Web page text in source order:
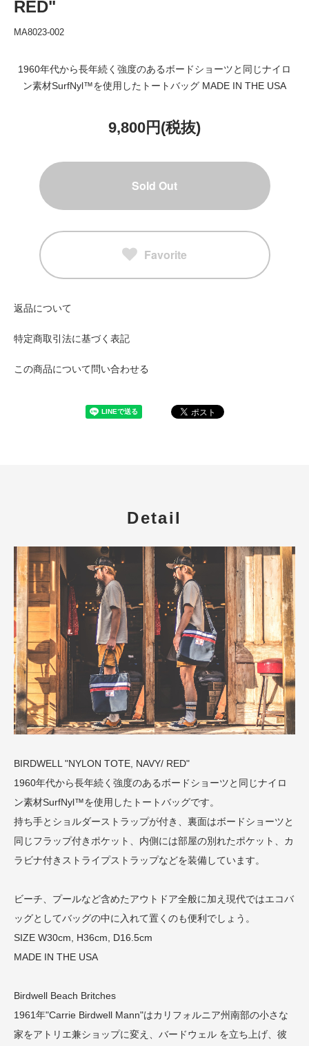
RED"
MA8023-002
1960年代から長年続く強度のあるボードショーツと同じナイロ
ン素材SurfNyl™️を使用したトートバッグ MADE IN THE USA
9,800円(税抜)
Sold Out
Favorite
返品について
特定商取引法に基づく表記
この商品について問い合わせる
Detail
BIRDWELL "NYLON TOTE, NAVY/ RED"
1960年代から長年続く強度のあるボードショーツと同じナイロ
ン素材SurfNyl™️を使用したトートバッグです。
持ち手とショルダーストラップが付き、裏面はボードショーツと
同じフラップ付きポケット、内側には部屋の別れたポケット、カ
ラビナ付きストライプストラップなどを装備しています。
ビーチ、プールなど含めたアウトドア全般に加え現代ではエコバ
ッグとしてバッグの中に入れて置くのも便利でしょう。
SIZE W30cm, H36cm, D16.5cm
MADE IN THE USA
Birdwell Beach Britches
1961年"Carrie Birdwell Mann"はカリフォルニア州南部の小さな
家をアトリエ兼ショップに変え、バードウェル を立ち上げ、彼